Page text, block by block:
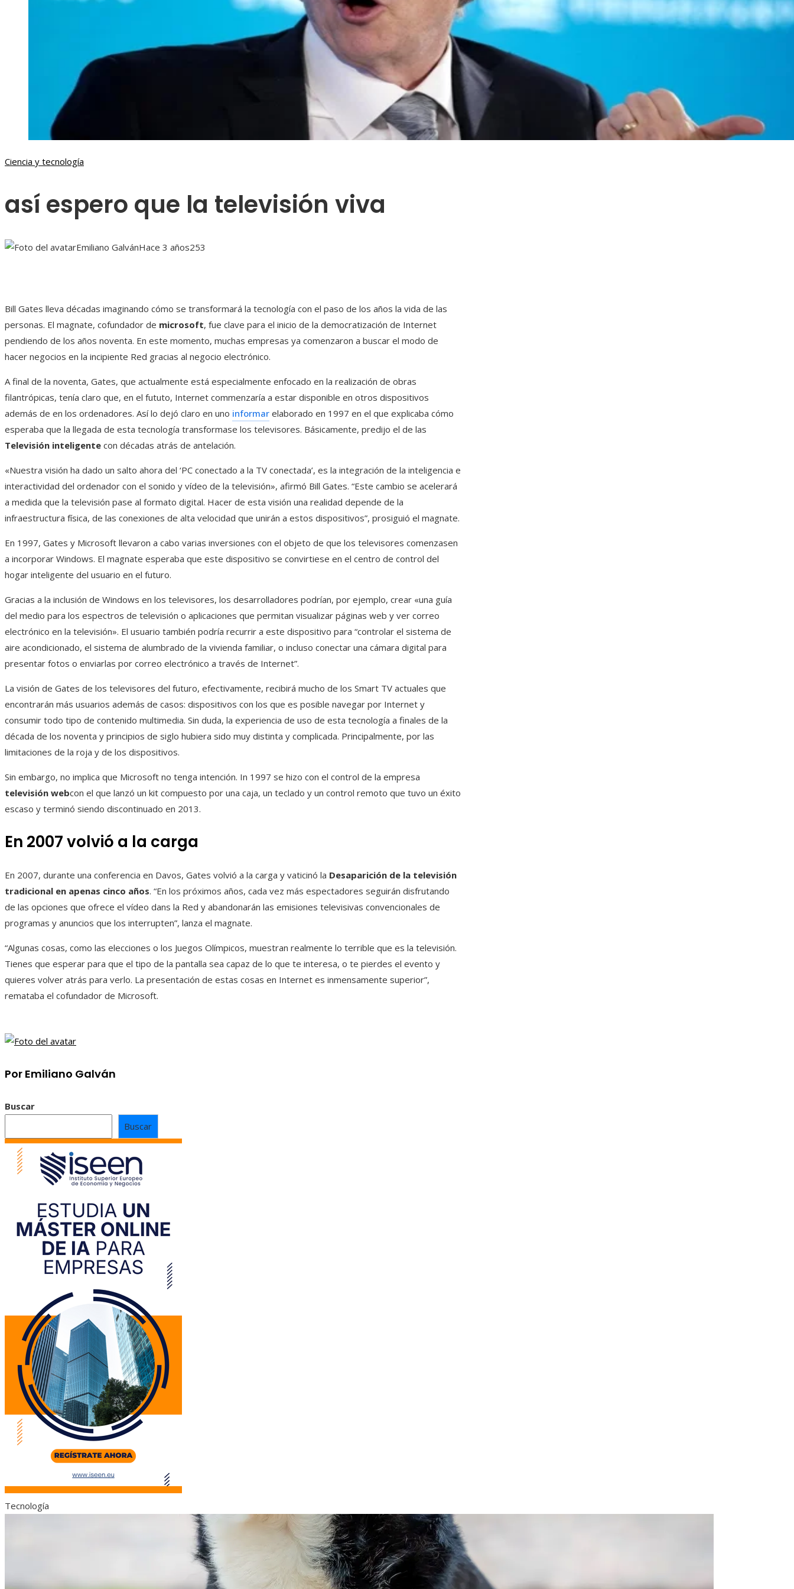
Ciencia y tecnología
así espero que la televisión viva
Emiliano GalvánHace 3 años253
Bill Gates lleva décadas imaginando cómo se transformará la tecnología con el paso de los años la vida de las
personas. El magnate, cofundador de microsoft, fue clave para el inicio de la democratización de Internet
pendiendo de los años noventa. En este momento, muchas empresas ya comenzaron a buscar el modo de
hacer negocios en la incipiente Red gracias al negocio electrónico.
A final de la noventa, Gates, que actualmente está especialmente enfocado en la realización de obras
filantrópicas, tenía claro que, en el fututo, Internet commenzaría a estar disponible en otros dispositivos
además de en los ordenadores. Así lo dejó claro en uno informar elaborado en 1997 en el que explicaba cómo
esperaba que la llegada de esta tecnología transformase los televisores. Básicamente, predijo el de las
Televisión inteligente con décadas atrás de antelación.
«Nuestra visión ha dado un salto ahora del ‘PC conectado a la TV conectada’, es la integración de la inteligencia e
interactividad del ordenador con el sonido y vídeo de la televisión», afirmó Bill Gates. “Este cambio se acelerará
a medida que la televisión pase al formato digital. Hacer de esta visión una realidad depende de la
infraestructura física, de las conexiones de alta velocidad que unirán a estos dispositivos”, prosiguió el magnate.
En 1997, Gates y Microsoft llevaron a cabo varias inversiones con el objeto de que los televisores comenzasen
a incorporar Windows. El magnate esperaba que este dispositivo se convirtiese en el centro de control del
hogar inteligente del usuario en el futuro.
Gracias a la inclusión de Windows en los televisores, los desarrolladores podrían, por ejemplo, crear «una guía
del medio para los espectros de televisión o aplicaciones que permitan visualizar páginas web y ver correo
electrónico en la televisión». El usuario también podría recurrir a este dispositivo para “controlar el sistema de
aire acondicionado, el sistema de alumbrado de la vivienda familiar, o incluso conectar una cámara digital para
presentar fotos o enviarlas por correo electrónico a través de Internet”.
La visión de Gates de los televisores del futuro, efectivamente, recibirá mucho de los Smart TV actuales que
encontrarán más usuarios además de casos: dispositivos con los que es posible navegar por Internet y
consumir todo tipo de contenido multimedia. Sin duda, la experiencia de uso de esta tecnología a finales de la
década de los noventa y principios de siglo hubiera sido muy distinta y complicada. Principalmente, por las
limitaciones de la roja y de los dispositivos.
Sin embargo, no implica que Microsoft no tenga intención. In 1997 se hizo con el control de la empresa
televisión webcon el que lanzó un kit compuesto por una caja, un teclado y un control remoto que tuvo un éxito
escaso y terminó siendo discontinuado en 2013.
En 2007 volvió a la carga
En 2007, durante una conferencia en Davos, Gates volvió a la carga y vaticinó la Desaparición de la televisión
tradicional en apenas cinco años. “En los próximos años, cada vez más espectadores seguirán disfrutando
de las opciones que ofrece el vídeo dans la Red y abandonarán las emisiones televisivas convencionales de
programas y anuncios que los interrupten”, lanza el magnate.
“Algunas cosas, como las elecciones o los Juegos Olímpicos, muestran realmente lo terrible que es la televisión.
Tienes que esperar para que el tipo de la pantalla sea capaz de lo que te interesa, o te pierdes el evento y
quieres volver atrás para verlo. La presentación de estas cosas en Internet es inmensamente superior”,
remataba el cofundador de Microsoft.
Por Emiliano Galván
Buscar
Buscar
Tecnología